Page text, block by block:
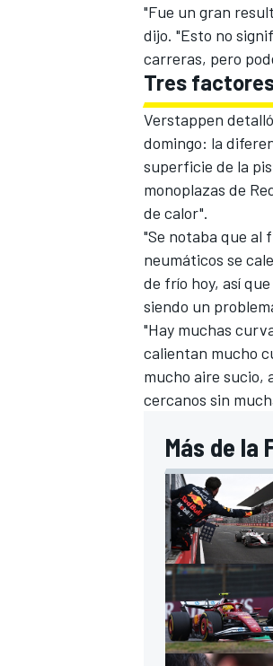
MÁS CATEGORÍAS
"Fue un gran
dijo. "Esto no
carreras, pero
Tres
Verstappen
domingo: la
superficie de la
monoplazas de
de calor".
"Se notaba que al
neumáticos se
de frío hoy, así
siendo un
"Hay muchas
calientan mucho
mucho aire sucio,
cercanos sin
Más de la